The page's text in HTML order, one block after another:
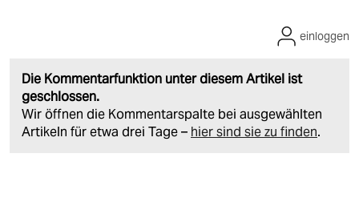
Die Kommentarfunktion unter diesem Artikel ist
geschlossen.
Wir öffnen die Kommentarspalte bei ausgewählten
Artikeln für etwa drei Tage – hier sind sie zu finden.
einloggen